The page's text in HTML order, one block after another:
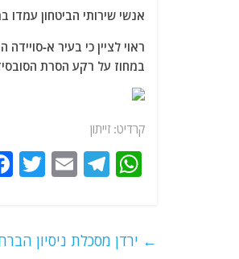
p
p
m
אנשי שירותי הביטחון
ראוי לציין כי בעיר א-
במחוז על רקע הסרת
קרדיט: זייתון
W
s
T
g
E
l
T
← ירדן מסכלת ניסיון